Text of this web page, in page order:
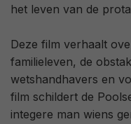
het leven van de
Deze film verhaalt
familieleven, de
wetshandhavers en
film schildert de
integere man wiens